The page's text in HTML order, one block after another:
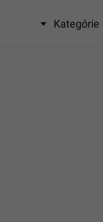
Kategórie